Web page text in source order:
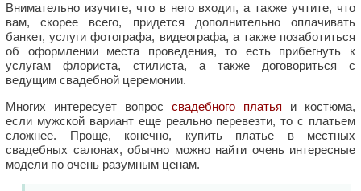
Внимательно изучите, что в него входит, а также учтите, что
вам, скорее всего, придется дополнительно оплачивать
банкет, услуги фотографа, видеографа, а также позаботиться
об оформлении места проведения, то есть прибегнуть к
услугам флориста, стилиста, а также договориться с
ведущим свадебной церемонии.
Многих интересует вопрос свадебного платья и костюма,
если мужской вариант еще реально перевезти, то с платьем
сложнее. Проще, конечно, купить платье в местных
свадебных салонах, обычно можно найти очень интересные
модели по очень разумным ценам.